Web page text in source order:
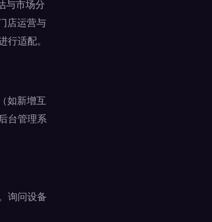
与市场分
店运营与
适配。
如新增互
台管理系
询问设备